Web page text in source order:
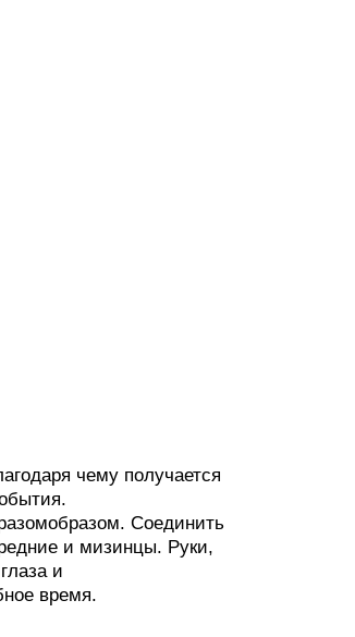
чему получается
Соединить
и мизинцы. Руки,
и
время.